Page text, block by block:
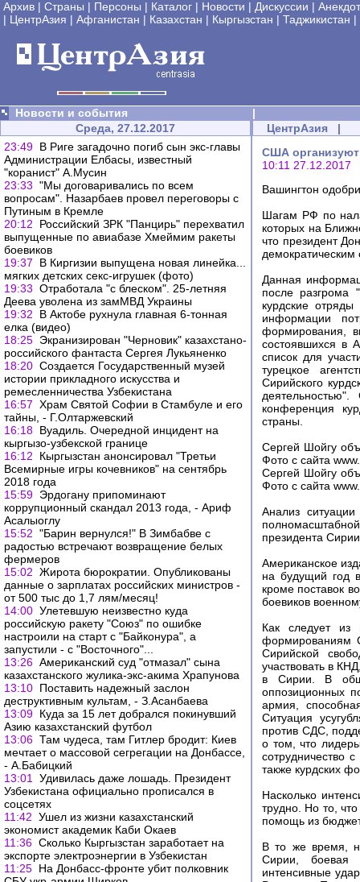
Архив | Страны | Персоны | Каталог | Новости | Дискуссии |
| ЦентрАзия | Афганистан | Казахстан | Кыргызстан | Таджикистан |
Новости и события
|
Среда, 27.12.2017
23:49 В Риге загадочно погиб сын экс-главы
Администрации Елбасы, известный
"коранист" А.Мусин
23:33 "Мы договаривались по всем
вопросам". Назарбаев провел переговоры с
Путиным в Кремле
20:12
Российский ЗРК "Панцирь" перехватил
выпущенные по авиабазе Хмеймим ракеты
боевиков
19:37
В Киргизии выпущена новая линейка...
мягких детских секс-игрушек (фото)
19:33 Отработала "с блеском". 25-летняя
Деева уволена из замМВД Украины
19:32
В Актобе рухнула главная 6-тонная
елка (видео)
18:25 Экранизирован "Черновик" казахстано-
российского фантаста Сергея Лукьяненко
18:20 Создается Государственный музей
истории прикладного искусства и
ремесленничества Узбекистана
16:57 Храм Святой Софии в Стамбуле и его
тайны, - Г.Олтаржевский
16:18 Вуадиль. Очередной инцидент на
кыргызо-узбекской границе
16:12
Кыргызстан анонсировал "Третьи
Всемирные игры кочевников" на сентябрь
2018 года
15:59 Эрдогану припоминают
коррупционный скандал 2013 года, - Ариф
Асалыоглу
15:52 "Барин вернулся!" В Зимбабве с
радостью встречают возвращение белых
фермеров
15:02 Жирота бюрократии. Опубликованы
данные о зарплатах российских министров -
от 500 тыс до 1,7 лям/месяц!
14:00 Улетевшую неизвестно куда
российскую ракету "Союз" по ошибке
настроили на старт с "Байконура", а
запустили - с "Восточного"...
13:26 Американский суд "отмазал" сына
казахстанского жулика-экс-акима Храпунова
13:10 Поставить надежный заслон
деструктивным культам, - З.Асанбаева
13:09 Куда за 15 лет добрался покинувший
Азию казахстанский футбол
13:06 Там чудеса, там Гитлер бродит: Киев
мечтает о массовой сегрегации на Донбассе,
- А.Бабицкий
13:01
Удивилась даже лошадь. Президент
Узбекистана официально прописался в
соцсетях
11:42 Ушел из жизни казахстанский
экономист академик Каби Окаев
11:36 Сколько Кыргызстан заработает на
экспорте электроэнергии в Узбекистан
11:25 На Донбасс-фронте убит полковник
ЦентрАзия |
США
10:11 27.12.2017
Вашингтон
Шагам РФ по
которых на
что президент
Данная
после разгрома
курдские
информации
формирования,
состоявшихся в
список для
турецкое
Сирийского
конференция
страны.
Сергей Шойгу
Фото с сайта
Сергей Шойгу
Фото с сайта
Анализ
президента
Американское
на будущий год
кроме поставок
боевиков
Как следует из
формированиям
Сирийской
участвовать в
в Сирии. В
оппозиционных
армия,
Ситуация
против СДС,
о том, что
сотрудничество
также курдских
Насколько
трудно. Но то,
помощь из
В то же время,
Сирии, боевая
интенсивные